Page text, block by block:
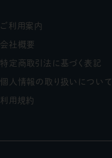
ご利用案内
会社概要
特定商取引法に基づく表記
個人情報の取り扱いについて
利用規約